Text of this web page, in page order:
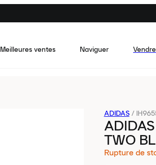
Meilleures ventes Naviguer Vendre
ADIDAS /
TWO
Rupture de